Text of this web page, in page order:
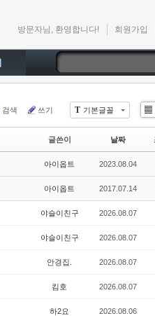
방문자님, 환영합니다! 회원가입
T 기본글꼴
검색 쓰기
Li
글쓴이 날짜
아이옵트 2023.08.04
아이옵트 2017.07.14
야슬이친구 2026.08.07
야슬이친구 2026.08.07
안경집. 2026.08.07
킴호 2026.08.07
하2요 2026.08.06